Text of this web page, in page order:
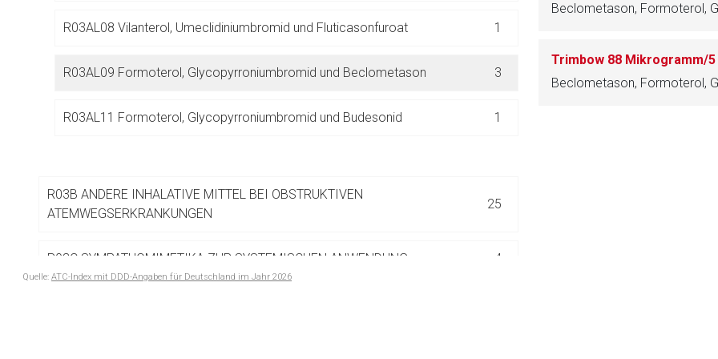
R03AL08 Vilanterol, Umeclidiniumbromid und Fluticasonfuroat 1
R03AL09 Formoterol, Glycopyrroniumbromid und Beclometason 3
R03AL11 Formoterol, Glycopyrroniumbromid und Budesonid 1
R03B ANDERE INHALATIVE MITTEL BEI OBSTRUKTIVEN
ATEMWEGSERKRANKUNGEN
25
R03C SYMPATHOMIMETIKA ZUR SYSTEMISCHEN ANWENDUNG 4
Quelle: ATC-Index mit DDD-Angaben für Deutschland im Jahr 2026
Beclometason, Formoterol,
Beclometason, Formoterol,
Betreiber verantwortlich. Ebenso gelten dort ggf. andere Datenschutzbestimmungen.
Zurück zur